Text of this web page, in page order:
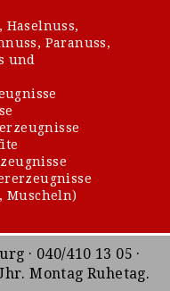
Haselnuss,
Paranuss,
und
Muscheln)
· 040/410 13 05 ·
Montag Ruhetag.